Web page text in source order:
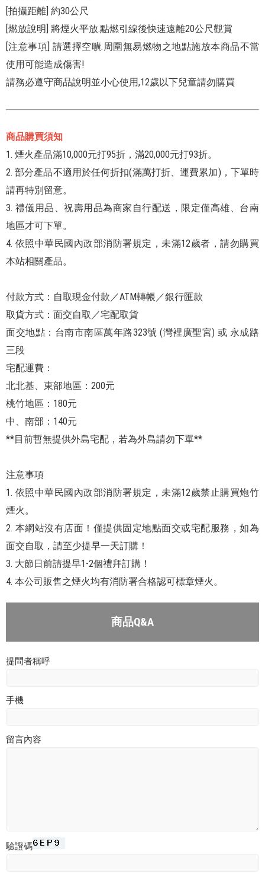
[拍攝距離] 約30公尺
[燃放說明] 將煙火平放.點燃引線後快速遠離20公尺觀賞
[注意事項] 請選擇空曠.周圍無易燃物之地點施放本商品不當
使用可能造成傷害!
請務必遵守商品說明並小心使用,12歲以下兒童請勿購買
商品購買須知
1. 煙火產品滿10,000元打95折，滿20,000元打93折。
2. 部分產品不適用於任何折扣(滿萬打折、運費累加)，下單時
請再特別留意。
3. 禮儀用品、祝壽用品為商家自行配送，限定僅高雄、台南
地區才可下單。
4. 依照中華民國內政部消防署規定，未滿12歲者，請勿購買
本站相關產品。
付款方式：自取現金付款／ATM轉帳／銀行匯款
取貨方式：面交自取／宅配取貨
面交地點：台南市南區萬年路323號 (灣裡廣聖宮) 或 永成路
三段
宅配運費：
北北基、東部地區：200元
桃竹地區：180元
中、南部：140元
**目前暫無提供外島宅配，若為外島請勿下單**
注意事項
1. 依照中華民國內政部消防署規定，未滿12歲禁止購買炮竹
煙火。
2. 本網站沒有店面！僅提供固定地點面交或宅配服務，如為
面交自取，請至少提早一天訂購！
3. 大節日前請提早1-2個禮拜訂購！
4. 本公司販售之煙火均有消防署合格認可標章煙火。
商品Q&A
提問者稱呼
手機
留言內容
驗證碼